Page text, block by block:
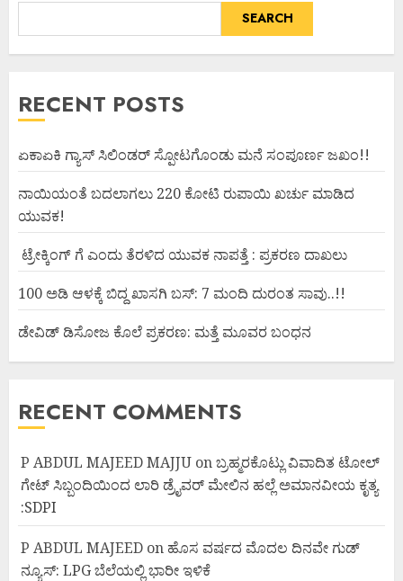
SEARCH
RECENT POSTS
ಏಕಾಏಕಿ ಗ್ಯಾಸ್ ಸಿಲಿಂಡರ್ ಸ್ಪೋಟಗೊಂಡು ಮನೆ ಸಂಪೂರ್ಣ ಜಖಂ!!
ನಾಯಿಯಂತೆ ಬದಲಾಗಲು 220 ಕೋಟಿ ರುಪಾಯಿ ಖರ್ಚು ಮಾಡಿದ
ಯುವಕ!
ಟ್ರೇಕ್ಕಿಂಗ್ ಗೆ ಎಂದು ತೆರಳಿದ ಯುವಕ ನಾಪತ್ತೆ : ಪ್ರಕರಣ ದಾಖಲು
100 ಅಡಿ ಆಳಕ್ಕೆ ಬಿದ್ದ ಖಾಸಗಿ ಬಸ್: 7 ಮಂದಿ ದುರಂತ ಸಾವು..!!
ಡೇವಿಡ್ ಡಿಸೋಜ ಕೊಲೆ ಪ್ರಕರಣ: ಮತ್ತೆ ಮೂವರ ಬಂಧನ
RECENT COMMENTS
P ABDUL MAJEED MAJJU onಬ್ರಹ್ಮರಕೊಟ್ಲು ವಿವಾದಿತ ಟೋಲ್
ಗೇಟ್ ಸಿಬ್ಬಂದಿಯಿಂದ ಲಾರಿ ಡ್ರೈವರ್ ಮೇಲಿನ ಹಲ್ಲೆ ಅಮಾನವೀಯ ಕೃತ್ಯ
:SDPI
P ABDUL MAJEED on ಹೊಸ ವರ್ಷದ ಮೊದಲ ದಿನವೇ ಗುಡ್
ನ್ಯೂಸ್: LPG ಬೆಲೆಯಲ್ಲಿ ಭಾರೀ ಇಳಿಕೆ